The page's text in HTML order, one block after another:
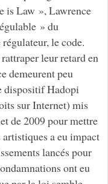
is Law », Lawrence
» du
le code.
leur retard en
demeurent peu
dispositif Hadopi
sur Internet) mis
de 2009 pour mettre
a eu impact
lancés pour
ont eu